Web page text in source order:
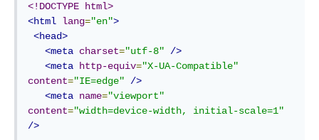
<!DOCTYPE html>
<html lang="en">
<head>
<meta charset="utf-8"
/>
<meta http-equiv="X-UA-Compatible"
content="IE=edge"
/>
<meta name="viewport"
content="width=device-width, initial-scale=1"
/>